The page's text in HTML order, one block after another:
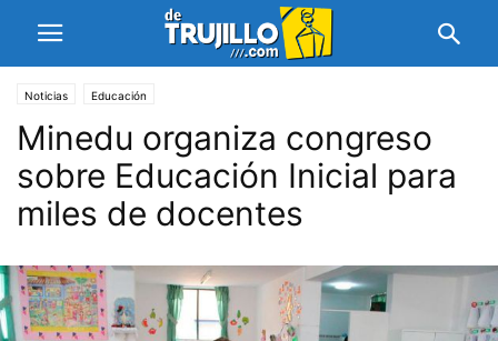
Noticias Educación
Minedu organiza congreso
sobre Educación Inicial para
miles de docentes